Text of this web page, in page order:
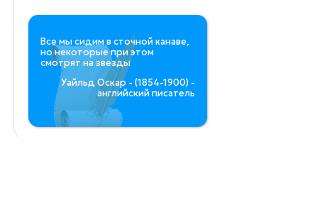
Все мы сидим в сточной канаве,
но некоторые при этом
смотрят на звезды
Уайльд Оскар - (1854-1900) -
английский писатель